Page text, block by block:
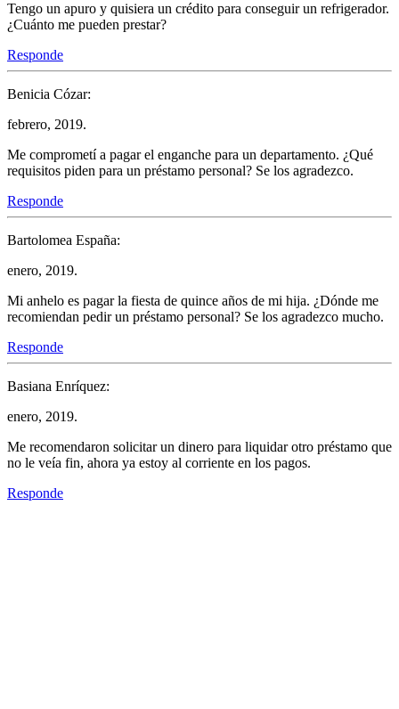
Tengo un apuro y quisiera un crédito para conseguir un refrigerador.
¿Cuánto me pueden prestar?
Responde
Benicia Cózar:
febrero, 2019.
Me comprometí a pagar el enganche para un departamento. ¿Qué
requisitos piden para un préstamo personal? Se los agradezco.
Responde
Bartolomea España:
enero, 2019.
Mi anhelo es pagar la fiesta de quince años de mi hija. ¿Dónde me
recomiendan pedir un préstamo personal? Se los agradezco mucho.
Responde
Basiana Enríquez:
enero, 2019.
Me recomendaron solicitar un dinero para liquidar otro préstamo que
no le veía fin, ahora ya estoy al corriente en los pagos.
Responde